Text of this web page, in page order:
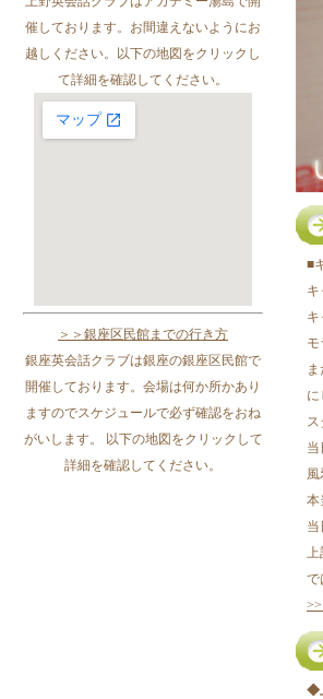
■
キ
キ
モ
に
ス
当
風
本
上
で
◆
催しております。お間違えないようにお
越しください。以下の地図をクリックし
て詳細を確認してください。
＞＞銀座区民館までの行き方
銀座英会話クラブは銀座の銀座区民館で
開催しております。会場は何か所かあり
ますのでスケジュールで必ず確認をおね
がいします。 以下の地図をクリックして
詳細を確認してください。